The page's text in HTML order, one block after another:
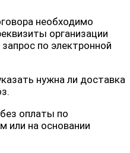
необходимо
организации
по электронной
нужна ли доставка
оплаты по
или на основании